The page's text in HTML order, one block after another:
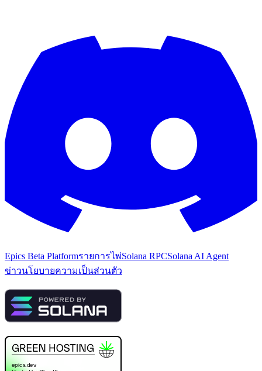
Epics Beta Platformรายการไพ่Solana RPCSolana AI Agent
ข่าวนโยบายความเป็นส่วนตัว